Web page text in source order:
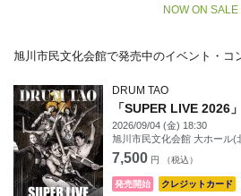
NOW ON SALE
旭川市民文化会館で発売中のイベント・コ
DRUM TAO
「SUPER LIVE 2026」
2026/09/04 (金) 18:30
旭川市民文化会館 大ホール(
7,500 円 （税込）
発売開始 クレジットカード